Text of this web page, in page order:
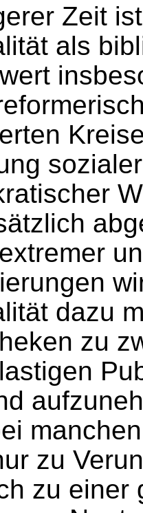
Zeit
als
dazu
zu
zu
zu einer